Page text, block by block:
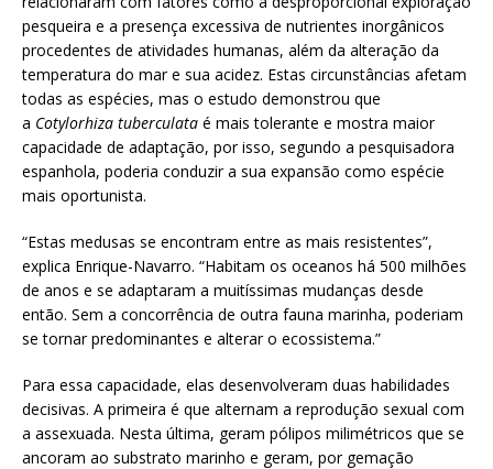
pesqueira e a presença excessiva de nutrientes inorgânicos
procedentes de atividades humanas, além da alteração da
temperatura do mar e sua acidez. Estas circunstâncias afetam
todas as espécies, mas o estudo demonstrou que
a Cotylorhiza tuberculata é mais tolerante e mostra maior
capacidade de adaptação, por isso, segundo a pesquisadora
espanhola, poderia conduzir a sua expansão como espécie
mais oportunista.
“Estas medusas se encontram entre as mais resistentes”,
explica Enrique-Navarro. “Habitam os oceanos há 500 milhões
de anos e se adaptaram a muitíssimas mudanças desde
então. Sem a concorrência de outra fauna marinha, poderiam
se tornar predominantes e alterar o ecossistema.”
Para essa capacidade, elas desenvolveram duas habilidades
decisivas. A primeira é que alternam a reprodução sexual com
a assexuada. Nesta última, geram pólipos milimétricos que se
ancoram ao substrato marinho e geram, por gemação